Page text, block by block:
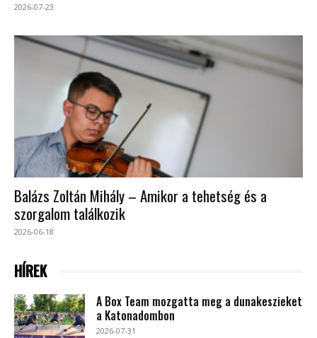
2026-07-23
Balázs Zoltán Mihály – Amikor a tehetség és a
szorgalom találkozik
2026-06-18
HÍREK
A Box Team mozgatta meg a dunakeszieket
a Katonadombon
2026-07-31